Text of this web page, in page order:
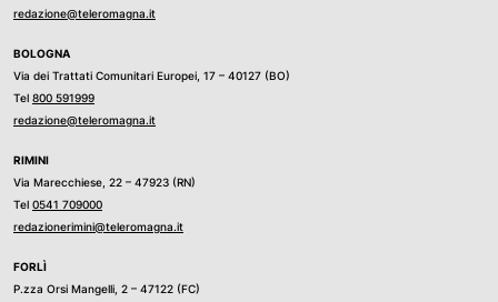
redazione@teleromagna.it
BOLOGNA
Via dei Trattati Comunitari Europei, 17 – 40127 (BO)
Tel 800 591999
redazione@teleromagna.it
RIMINI
Via Marecchiese, 22 – 47923 (RN)
Tel 0541 709000
redazionerimini@teleromagna.it
FORLÌ
P.zza Orsi Mangelli, 2 – 47122 (FC)